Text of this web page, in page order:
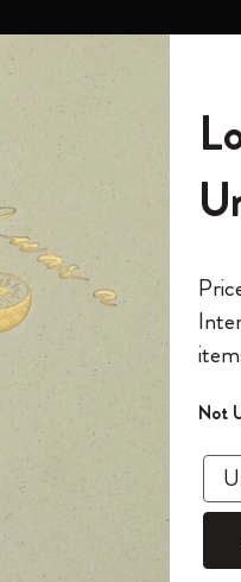
ノートブック
The Original Notebook
ミニノートブックチャーム
カイエ ＆ ジャーナル
セット
ダイアリー
パーソナル・ダイアリー
12カ月ダイアリー
15ヶ月プランナー
ウィークリープランナー
デイリープランナー
すべて見る
スマートライティング・シ
モレスキンスマートスマー
アプリ・サービス
モレスキンスマート
Blackwing x モレスキン
Kaweco x モレスキン
ペン & ペンシル
Reframe サングラス
ムーミン コレクション
キム・ジョンギコレクショ
「Alice's Adventures in
『ロード・オブ・ザ・リ
カラーパターン ノートブ
キム・ジョンギコレクショ
Impressions of Impressionism
ン
カサ・バトリョ 限定版コ
ゴッホ美術館
すべて見る
バックパック
限定版バックパック
Shopper paper – made
アートを愛する方への贈り
プロフェッショナルへの贈
ミニマリストへの贈り物
マキシマリストへの贈り物
健康を愛する方への贈り物
カントリー・テーマ・ピン
ション
プライドをいつも胸に
Mardi Mercredi × モレスキン
スマートライティング・シ
スマートノートブック
スマートダイアリー
Notes
モレスキン Journal
モレスキン Planner
パーソナライズサ
ービス
サブカテゴリ
送料無料
セス
ェック
*
*
6,500円以上のご購入
クターズボックス
Not